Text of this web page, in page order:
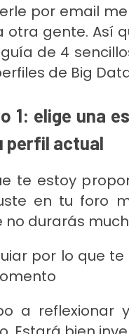
por email
otra gente. Así
de 4
de Big
1: elige una
perfil actual
te estoy
en tu foro
durarás
por lo que
a